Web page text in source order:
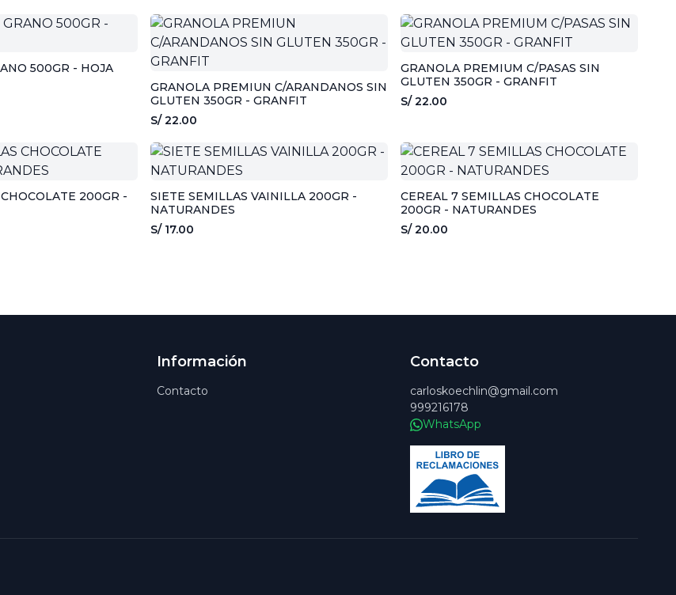
500GR - HOJA
GRANOLA PREMIUN C/ARANDANOS SIN
GLUTEN 350GR - GRANFIT
S/ 22.00
GRANOLA PREMIUM C/PASAS SIN
GLUTEN 350GR - GRANFIT
S/ 22.00
200GR -
SIETE SEMILLAS VAINILLA 200GR -
NATURANDES
S/ 17.00
CEREAL 7 SEMILLAS CHOCOLATE
200GR - NATURANDES
S/ 20.00
Información
Contacto
Contacto
carloskoechlin@gmail.com
999216178
WhatsApp